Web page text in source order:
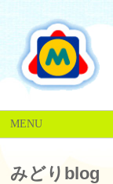
MENU
みどりblog